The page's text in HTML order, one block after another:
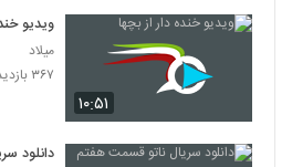
۱۰:۵۱
ویدیو
میلاد
۳۶۷ بازدید
دانلود